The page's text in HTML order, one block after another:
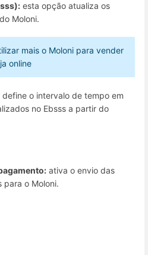
esta opção atualiza os
Moloni.
mais o Moloni para vender
online
define o intervalo de tempo em
no Ebsss a partir do
ativa o envio das
o Moloni.